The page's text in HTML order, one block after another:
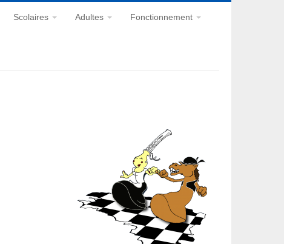
Scolaires Adultes Fonctionnement